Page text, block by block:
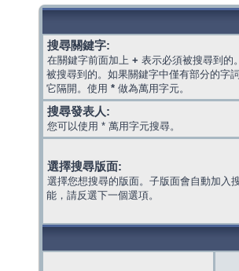
搜尋關鍵字:
在關鍵字前面加上 + 表示必須被搜尋到的
被搜尋到的。如果關鍵字中僅有部分的字
它隔開。使用 * 做為萬用字元。
搜尋發表人:
您可以使用 * 萬用字元搜尋。
選擇搜尋版面:
選擇您想搜尋的版面。子版面會自動加入
能，請反選下一個選項。